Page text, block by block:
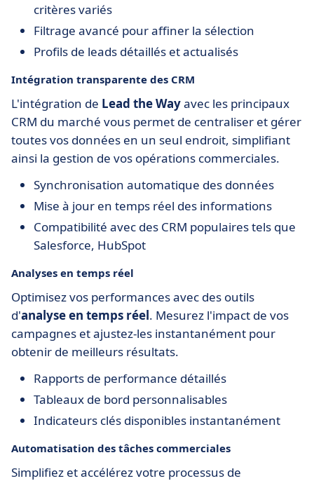
critères variés
Filtrage avancé pour affiner la sélection
Profils de leads détaillés et actualisés
Intégration transparente des CRM
L'intégration de Lead the Wayavec les principaux
CRM du marché vous permet de centraliser et gérer
toutes vos données en un seul endroit, simplifiant
ainsi la gestion de vos opérations commerciales.
Synchronisation automatique des données
Mise à jour en temps réel des informations
Compatibilité avec des CRM populaires tels que
Salesforce, HubSpot
Analyses en temps réel
Optimisez vos performances avec des outils
d'analyse en temps réel. Mesurez l'impact de vos
campagnes et ajustez-les instantanément pour
obtenir de meilleurs résultats.
Rapports de performance détaillés
Tableaux de bord personnalisables
Indicateurs clés disponibles instantanément
Automatisation des tâches commerciales
Simplifiez et accélérez votre processus de